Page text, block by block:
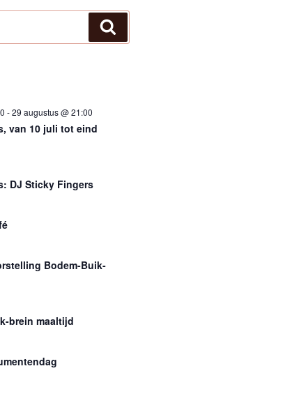
-29 augustus @ 21:00
van 10 juli tot eind
DJ Sticky Fingers
Bodem-Buik-
brein maaltijd